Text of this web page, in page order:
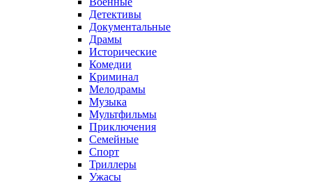
Детективы
Документальные
Драмы
Исторические
Комедии
Криминал
Мелодрамы
Музыка
Мультфильмы
Приключения
Семейные
Спорт
Триллеры
Ужасы